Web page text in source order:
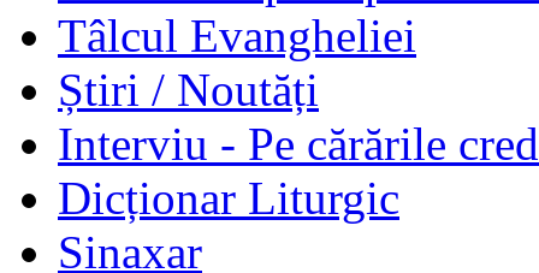
Tâlcul Evangheliei
Știri / Noutăți
Interviu - Pe cărările
Dicționar Liturgic
Sinaxar